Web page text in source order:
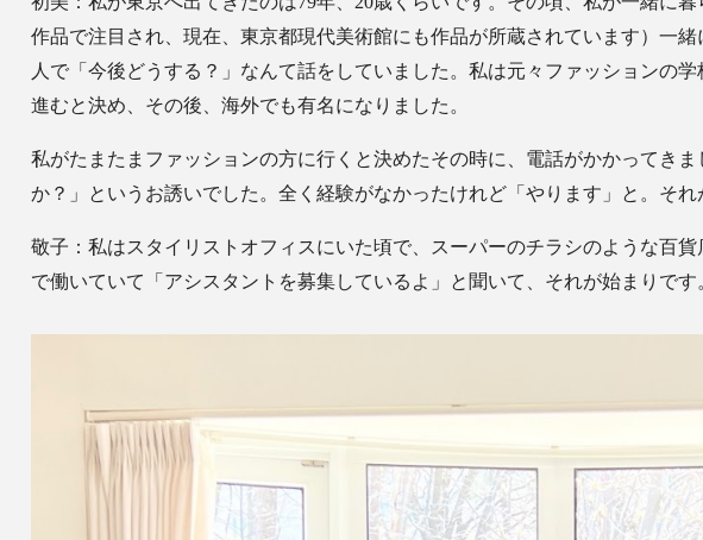
作品で注目され、現在、東京都現代美術館にも作品が所蔵されています）一
人で「今後どうする？」なんて話をしていました。私は元々ファッションの
進むと決め、その後、海外でも有名になりました。
私がたまたまファッションの方に行くと決めたその時に、電話がかかってき
か？」というお誘いでした。全く経験がなかったけれど「やります」と。それ
敬子：私はスタイリストオフィスにいた頃で、スーパーのチラシのような百
で働いていて「アシスタントを募集しているよ」と聞いて、それが始まりです